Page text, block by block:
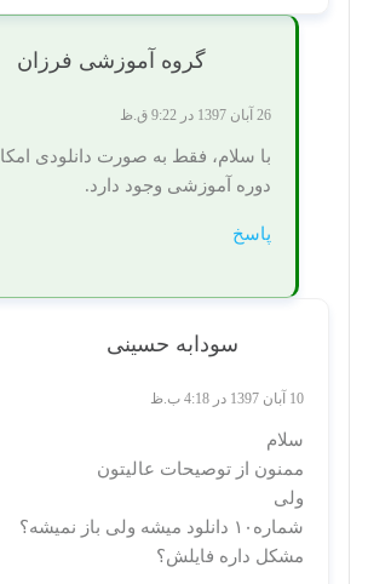
گروه آموزشی فرزان
26 آبان 1397 در 9:22 ق.ظ
با سلام، فقط به صورت دانلودی
دوره آموزشی وجود دارد.
پاسخ
سودابه حسینی
10 آبان 1397 در 4:18 ب.ظ
سلام
ممنون از توصیحات عالیتون
ولی
شماره۱۰ دانلود میشه ولی باز نمیشه؟
مشکل داره فایلش؟